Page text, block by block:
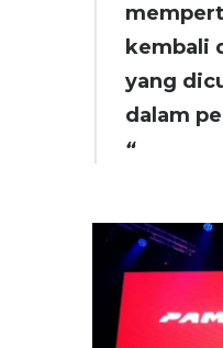
kembali
yang
dalam
“